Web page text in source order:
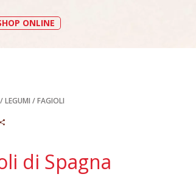
ONLINE
/LEGUMI /FAGIOLI
di Spagna